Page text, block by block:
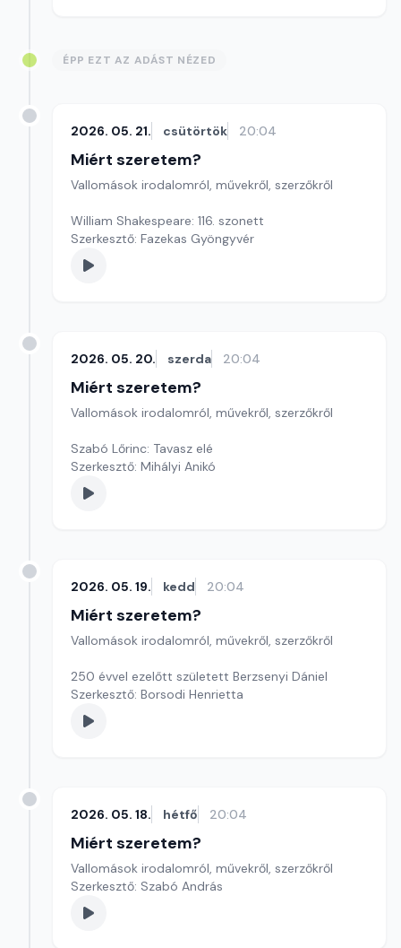
ÉPP EZT AZ ADÁST NÉZED
2026. 05. 21. csütörtök 20:04
Miért szeretem?
Vallomások irodalomról, művekről, szerzőkről
William Shakespeare: 116. szonett
Szerkesztő: Fazekas Gyöngyvér
2026. 05. 20. szerda 20:04
Miért szeretem?
Vallomások irodalomról, művekről, szerzőkről
Szabó Lőrinc: Tavasz elé
Szerkesztő: Mihályi Anikó
2026. 05. 19. kedd 20:04
Miért szeretem?
Vallomások irodalomról, művekről, szerzőkről
250 évvel ezelőtt született Berzsenyi Dániel
Szerkesztő: Borsodi Henrietta
2026. 05. 18. hétfő 20:04
Miért szeretem?
Vallomások irodalomról, művekről, szerzőkről
Szerkesztő: Szabó András